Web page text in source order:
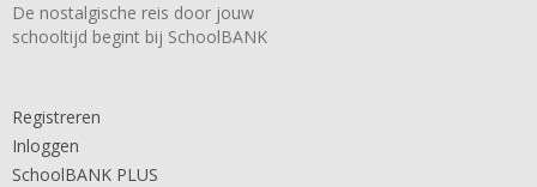
De nostalgische reis door jouw
schooltijd begint bij SchoolBANK
Registreren
Inloggen
SchoolBANK PLUS